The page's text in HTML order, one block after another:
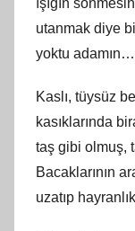
utanmak diye
yoktu
Kaslı, tüysüz
kasıklarında
taş gibi olmuş,
Bacaklarının
uzatıp